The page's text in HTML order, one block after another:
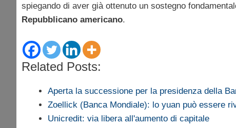
spiegando di aver già ottenuto un sostegno
Repubblicano americano.
Related Posts:
Aperta la successione per la presidenza della
Zoellick (Banca Mondiale): lo yuan può essere
Unicredit: via libera all'aumento di capitale